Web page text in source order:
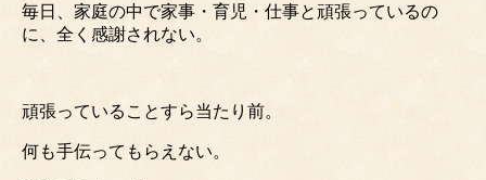
毎日、家庭の中で家事・育児・仕事と頑張っているの
に、全く感謝されない。
頑張っていることすら当たり前。
何も手伝ってもらえない。